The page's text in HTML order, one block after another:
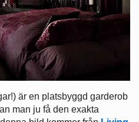
är en platsbyggd garderob
man ju få den exakta